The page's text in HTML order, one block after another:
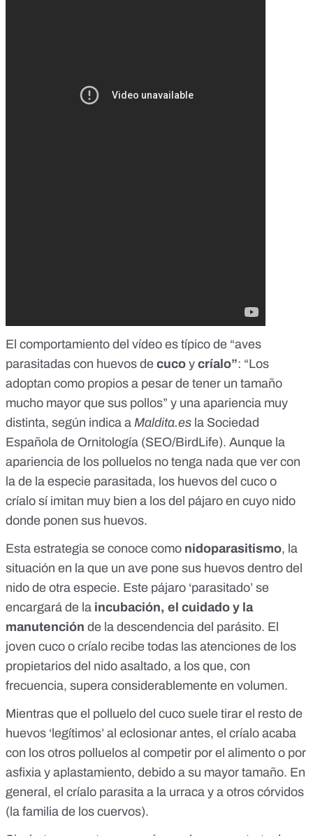
El comportamiento del vídeo es típico de “aves
parasitadas con huevos de cuco y críalo”: “Los
adoptan como propios a pesar de tener un tamaño
mucho mayor que sus pollos” y una apariencia muy
distinta, según indica a Maldita.es la Sociedad
Española de Ornitología (SEO/BirdLife). Aunque la
apariencia de los polluelos no tenga nada que ver con
la de la especie parasitada, los huevos del cuco o
críalo sí imitan muy bien a los del pájaro en cuyo nido
donde ponen sus huevos.
Esta estrategia se conoce como nidoparasitismo, la
situación en la que un ave pone sus huevos dentro del
nido de otra especie. Este pájaro ‘parasitado’ se
encargará de la incubación, el cuidado y la
manutención de la descendencia del parásito. El
joven cuco o críalo recibe todas las atenciones de los
propietarios del nido asaltado, a los que, con
frecuencia, supera considerablemente en volumen.
Mientras que el polluelo del cuco suele tirar el resto de
huevos ‘legítimos’ al eclosionar antes, el críalo acaba
con los otros polluelos al competir por el alimento o por
asfixia y aplastamiento, debido a su mayor tamaño. En
general, el críalo parasita a la urraca y a otros córvidos
(la familia de los cuervos).